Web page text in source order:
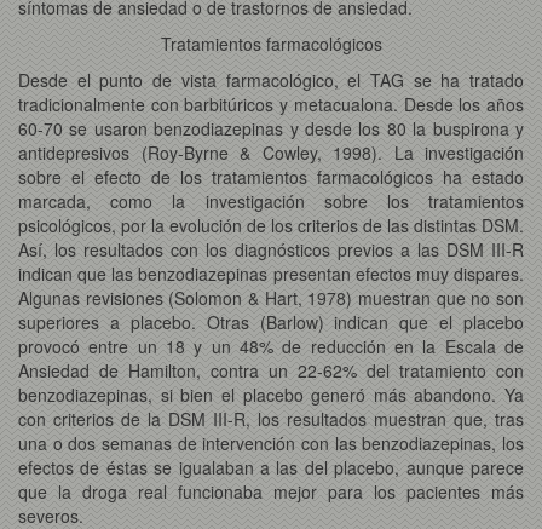
síntomas de ansiedad o de trastornos de ansiedad.
Tratamientos farmacológicos
Desde el punto de vista farmacológico, el TAG se ha tratado
tradicionalmente con barbitúricos y metacualona. Desde los años
60-70 se usaron benzodiazepinas y desde los 80 la buspirona y
antidepresivos (Roy-Byrne & Cowley, 1998). La investigación
sobre el efecto de los tratamientos farmacológicos ha estado
marcada, como la investigación sobre los tratamientos
psicológicos, por la evolución de los criterios de las distintas DSM.
Así, los resultados con los diagnósticos previos a las DSM III-R
indican que las benzodiazepinas presentan efectos muy dispares.
Algunas revisiones (Solomon & Hart, 1978) muestran que no son
superiores a placebo. Otras (Barlow) indican que el placebo
provocó entre un 18 y un 48% de reducción en la Escala de
Ansiedad de Hamilton, contra un 22-62% del tratamiento con
benzodiazepinas, si bien el placebo generó más abandono. Ya
con criterios de la DSM III-R, los resultados muestran que, tras
una o dos semanas de intervención con las benzodiazepinas, los
efectos de éstas se igualaban a las del placebo, aunque parece
que la droga real funcionaba mejor para los pacientes más
severos.